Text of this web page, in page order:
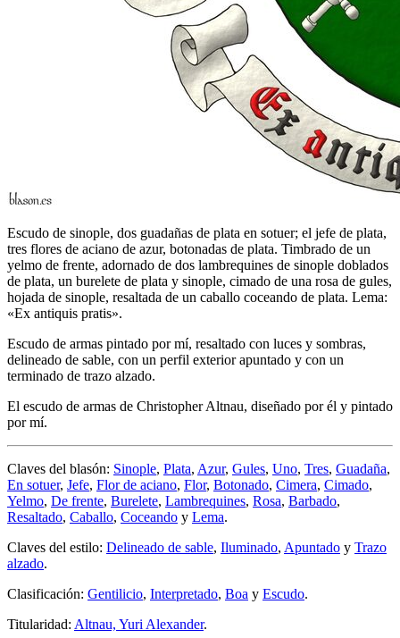
Escudo de sinople, dos guadañas de plata en sotuer; el jefe de plata,
tres flores de aciano de azur, botonadas de plata. Timbrado de un
yelmo de frente, adornado de dos lambrequines de sinople doblados
de plata, un burelete de plata y sinople, cimado de una rosa de gules,
hojada de sinople, resaltada de un caballo coceando de plata. Lema:
«Ex antiquis pratis».
Escudo de armas pintado por mí, resaltado con luces y sombras,
delineado de sable, con un perfil exterior apuntado y con un
terminado de trazo alzado.
El escudo de armas de Christopher Altnau, diseñado por él y pintado
por mí.
Claves del blasón: Sinople, Plata, Azur, Gules, Uno, Tres, Guadaña,
En sotuer, Jefe, Flor de aciano, Flor, Botonado, Cimera, Cimado,
Yelmo, De frente, Burelete, Lambrequines, Rosa, Barbado,
Resaltado, Caballo, Coceando y Lema.
Claves del estilo: Delineado de sable, Iluminado, Apuntado y Trazo
alzado.
Clasificación: Gentilicio, Interpretado, Boa y Escudo.
Titularidad: Altnau, Yuri Alexander.